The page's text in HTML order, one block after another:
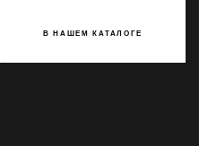
В НАШЕМ КАТАЛОГЕ